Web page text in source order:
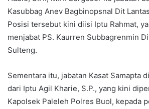
Kasubbag Anev Bagbinopsnal Dit
Posisi tersebut kini diisi Iptu Rahmat,
menjabat PS. Kaurren Subbagrenmin
Sulteng.
Sementara itu, jabatan Kasat Samapta
dari Iptu Agil Kharie, S.P., yang kini
Kapolsek Paleleh Polres Buol, kepada